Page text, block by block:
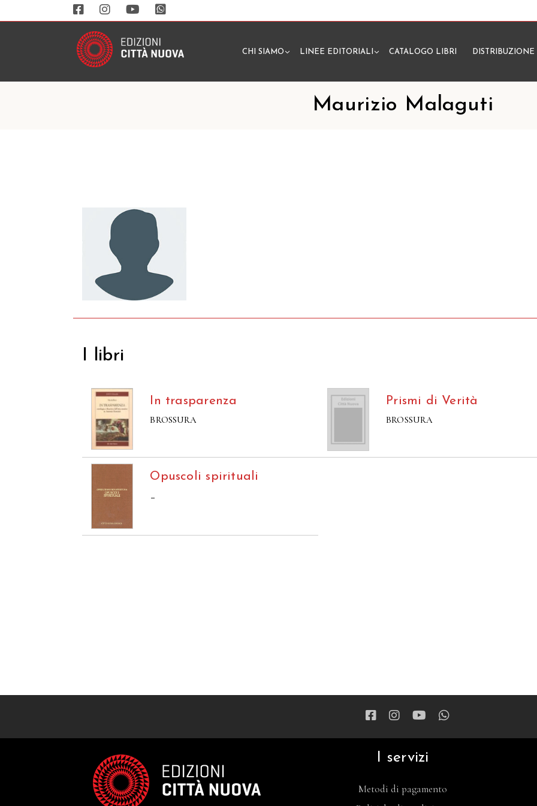
CHI SIAMO LINEE EDITORIALI CATALOGO LIBRI DISTRIBUZIONE
Maurizio Malaguti
I libri
In trasparenza
BROSSURA
Prismi di Verità
BROSSURA
Opuscoli spirituali
–
I servizi
Metodi di pagamento